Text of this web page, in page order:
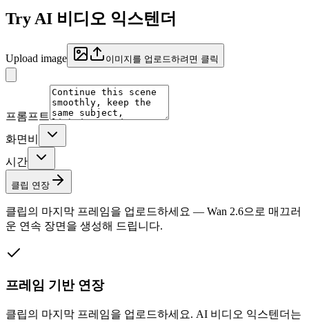
Try AI 비디오 익스텐더
Upload image 이미지를 업로드하려면 클릭
프롬프트
화면비
시간
클립 연장
클립의 마지막 프레임을 업로드하세요 — Wan 2.6으로 매끄러
운 연속 장면을 생성해 드립니다.
프레임 기반 연장
클립의 마지막 프레임을 업로드하세요. AI 비디오 익스텐더는